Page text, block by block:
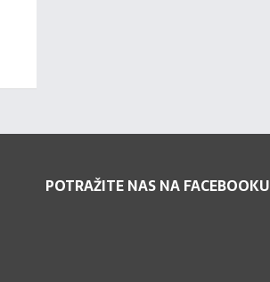
POTRAŽITE NAS NA FACEBOOKU